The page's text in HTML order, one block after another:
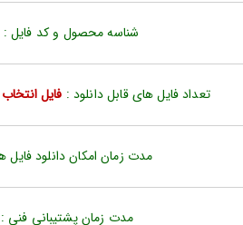
شناسه محصول و کد فایل :
تعداد فایل های قابل دانلود : فایل انتخاب شده
مدت زمان امکان دانلود فایل
مدت زمان پشتیبانی فنی